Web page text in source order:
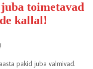
toimetavad
kallal!
pakid juba valmivad.